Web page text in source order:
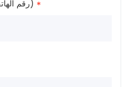
📞 Numéro de téléphone (رقم الهاتف) *